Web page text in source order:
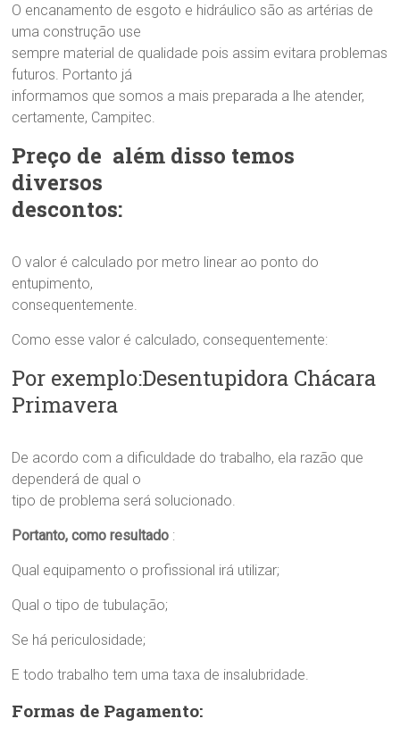
O encanamento de esgoto e hidráulico são as artérias de
uma construção use
sempre material de qualidade pois assim evitara problemas
futuros. Portanto já
informamos que somos a mais preparada a lhe atender,
certamente, Campitec.
Preço de além disso temos
diversos
descontos:
O valor é calculado por metro linear ao ponto do
entupimento,
consequentemente.
Como esse valor é calculado, consequentemente:
Por exemplo:Desentupidora Chácara
Primavera
De acordo com a dificuldade do trabalho, ela razão que
dependerá de qual o
tipo de problema será solucionado.
Portanto, como resultado :
Qual equipamento o profissional irá utilizar;
Qual o tipo de tubulação;
Se há periculosidade;
E todo trabalho tem uma taxa de insalubridade.
Formas de Pagamento: